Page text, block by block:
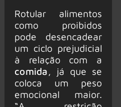
Rotular alimentos
como proibidos
pode desencadear
um ciclo prejudicial
à relação com a
comida, já que se
coloca um peso
emocional maior.